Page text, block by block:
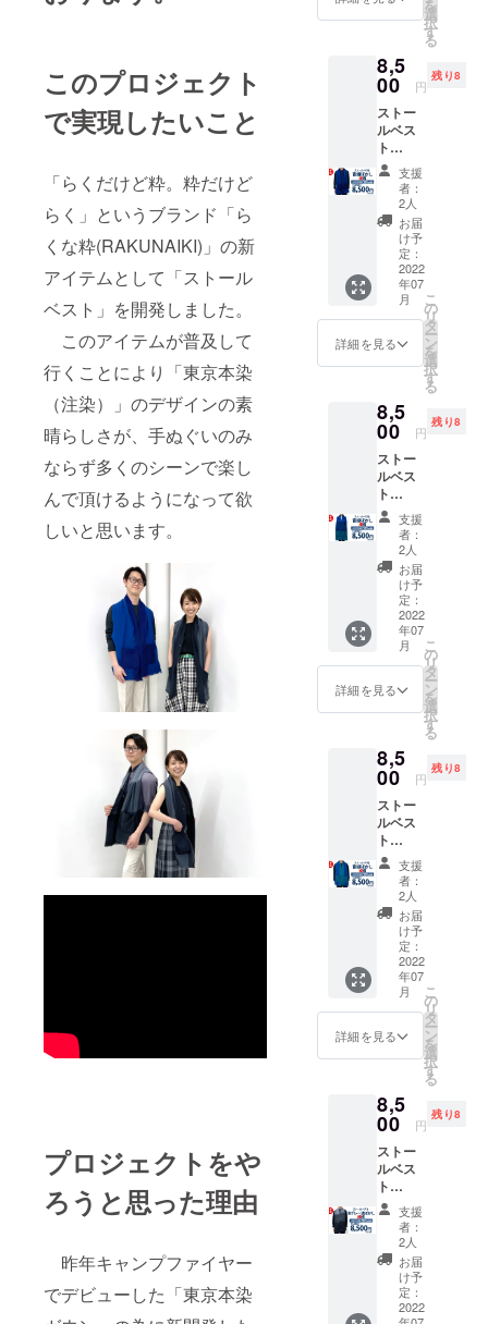
このプロジェクト
で実現したいこと
「らくだけど粋。粋だけど
らく」というブランド「ら
くな粋(RAKUNAIKI)」の新
アイテムとして「ストール
ベスト」を開発しました。
このアイテムが普及して
行くことにより「東京本染
（注染）」のデザインの素
晴らしさが、手ぬぐいのみ
ならず多くのシーンで楽し
んで頂けるようになって欲
しいと思います。
プロジェクトをや
ろうと思った理由
昨年キャンプファイヤー
でデビューした「東京本染
ターの方の
染体験・物
販を応援し
ています。
定価格
込・送
料込）
を
選
択
す
る
8,5
00 円
残り8
ストー
ルベス
ト
CAMPF
IRE早割
50％
（税
込・送
料込）
青～紺
ぼか
し 縦
柄 一般
販売予
定価格
込・送
料込）
支援
者：
2人
お届
け予
定：
2022
年07
月
詳細を見る
こ
の
リ
タ
ー
ン
を
選
択
す
る
8,5
00 円
残り8
ストー
ルベス
ト
CAMPF
IRE早割
50％
（税
込・送
料込）
青～
緑 ぼ
かし
横柄 一
般販売
予定価
円（税
込・送
料込）
支援
者：
2人
お届
け予
定：
2022
年07
月
詳細を見る
こ
の
リ
タ
ー
ン
を
選
択
す
る
8,5
00 円
残り8
ストー
ルベス
ト
CAMPF
IRE早割
50％
（税
込） 青
～緑ぼ
かし
縦柄 一
般販売
予定価
格
17,000
料込）
支援
者：
2人
お届
け予
定：
2022
年07
月
詳細を見る
こ
の
リ
タ
ー
ン
を
選
択
す
る
8,5
00 円
残り8
ストー
ルベス
ト
CAMPF
IRE早割
50％
（税
込・送
料込）
支援
者：
2人
お届
け予
定：
2022